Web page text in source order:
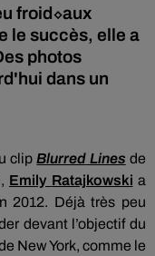
froid⬦aux
le succès, elle a
photos
dans un
clip BlurredLines de
, Emily Ratajkowski a
2012. Déjà très peu
devant l’objectif du
New York, comme le